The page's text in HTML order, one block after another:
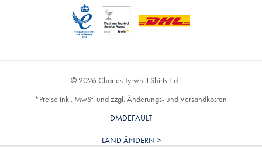
© 2026 Charles Tyrwhitt Shirts Ltd.
*Preise inkl. MwSt. und zzgl. Änderungs- und Versandkosten
DMDEFAULT
LAND ÄNDERN >